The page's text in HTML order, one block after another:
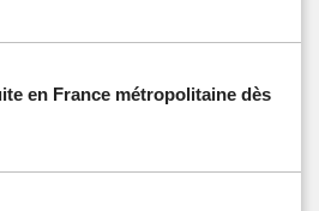
en France métropolitaine dès